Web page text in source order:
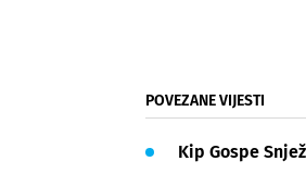
POVEZANE VIJESTI
Kip Gospe